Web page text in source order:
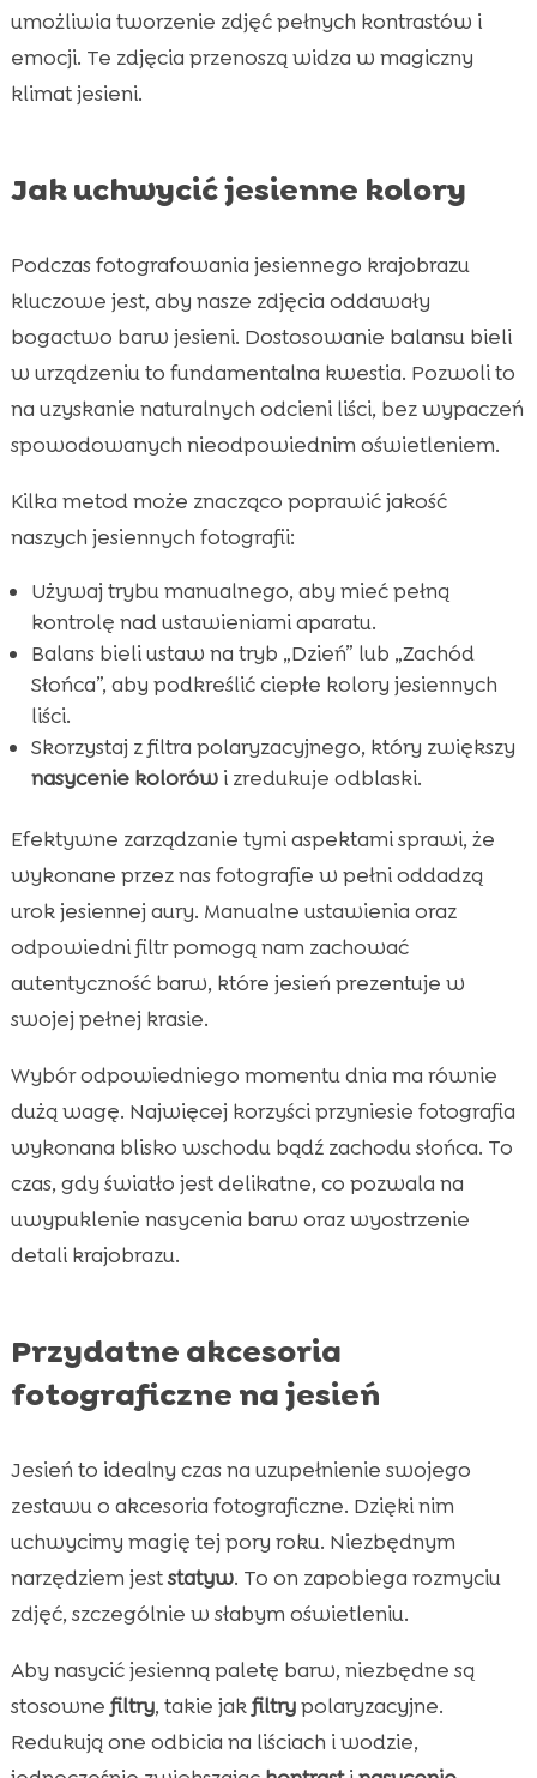
umożliwia tworzenie zdjęć pełnych kontrastów i
emocji. Te zdjęcia przenoszą widza w magiczny
klimat jesieni.
Jak uchwycić jesienne kolory
Podczas fotografowania jesiennego krajobrazu
kluczowe jest, aby nasze zdjęcia oddawały
bogactwo barw jesieni. Dostosowanie balansu bieli
w urządzeniu to fundamentalna kwestia. Pozwoli to
na uzyskanie naturalnych odcieni liści, bez wypaczeń
spowodowanych nieodpowiednim oświetleniem.
Kilka metod może znacząco poprawić jakość
naszych jesiennych fotografii:
Używaj trybu manualnego, aby mieć pełną
kontrolę nad ustawieniami aparatu.
Balans bieli ustaw na tryb „Dzień” lub „Zachód
Słońca”, aby podkreślić ciepłe kolory jesiennych
liści.
Skorzystaj z filtra polaryzacyjnego, który zwiększy
nasycenie kolorówi zredukuje odblaski.
Efektywne zarządzanie tymi aspektami sprawi, że
wykonane przez nas fotografie w pełni oddadzą
urok jesiennej aury. Manualne ustawienia oraz
odpowiedni filtr pomogą nam zachować
autentyczność barw, które jesień prezentuje w
swojej pełnej krasie.
Wybór odpowiedniego momentu dnia ma równie
dużą wagę. Najwięcej korzyści przyniesie fotografia
wykonana blisko wschodu bądź zachodu słońca. To
czas, gdy światło jest delikatne, co pozwala na
uwypuklenie nasycenia barw oraz wyostrzenie
detali krajobrazu.
Przydatne akcesoria
fotograficzne na jesień
Jesień to idealny czas na uzupełnienie swojego
zestawu o akcesoria fotograficzne. Dzięki nim
uchwycimy magię tej pory roku. Niezbędnym
narzędziem jeststatyw. To on zapobiega rozmyciu
zdjęć, szczególnie w słabym oświetleniu.
Aby nasycić jesienną paletę barw, niezbędne są
stosowne filtry, takie jakfiltrypolaryzacyjne.
Redukują one odbicia na liściach i wodzie,